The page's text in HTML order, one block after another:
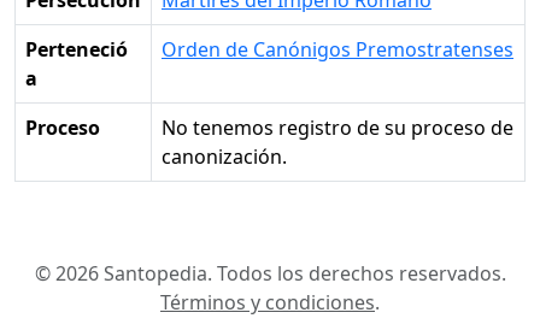
Perteneció
a
Orden de Canónigos Premostratenses
Proceso
No tenemos registro de su proceso de
canonización.
© 2026 Santopedia. Todos los derechos reservados.
Términos y condiciones.